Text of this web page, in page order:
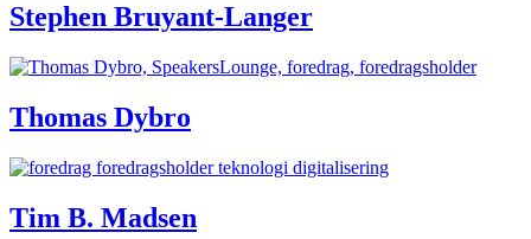
Stephen Bruyant-Langer
Thomas Dybro
Tim B. Madsen